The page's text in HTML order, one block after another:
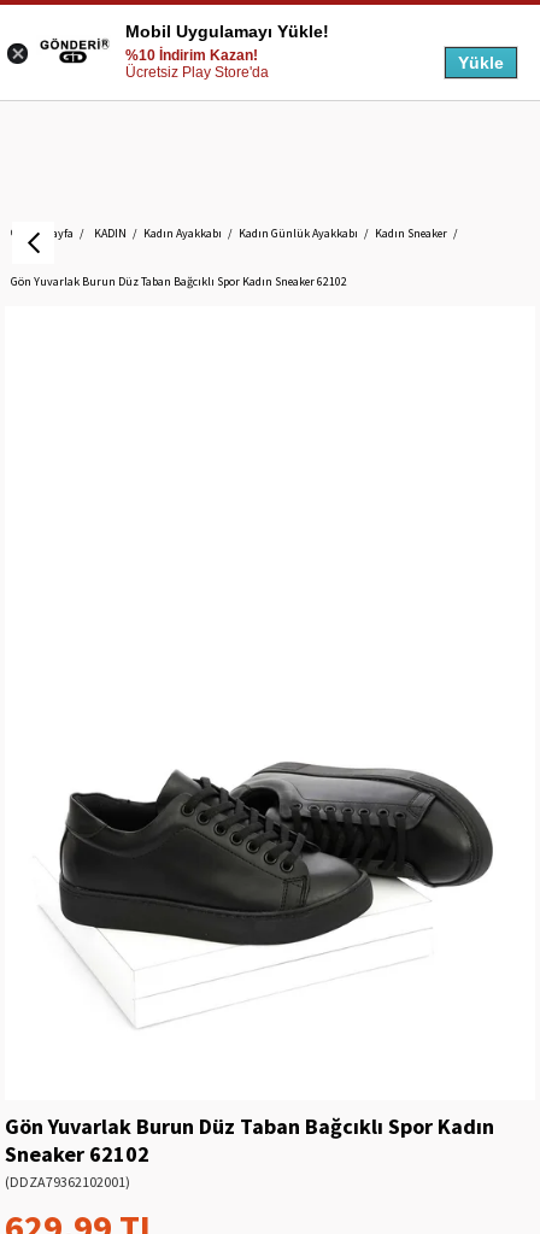
Anasayfa KADIN Kadın Ayakkabı Kadın Günlük Ayakkabı Kadın Sneaker
Gön Yuvarlak Burun Düz Taban Bağcıklı Spor Kadın Sneaker 62102
Gön Yuvarlak Burun Düz Taban Bağcıklı Spor Kadın
Sneaker 62102
(DDZA79362102001)
Mobil Uygulamayı Yükle!
%10 İndirim Kazan!
Ücretsiz Play Store'da
Yükle